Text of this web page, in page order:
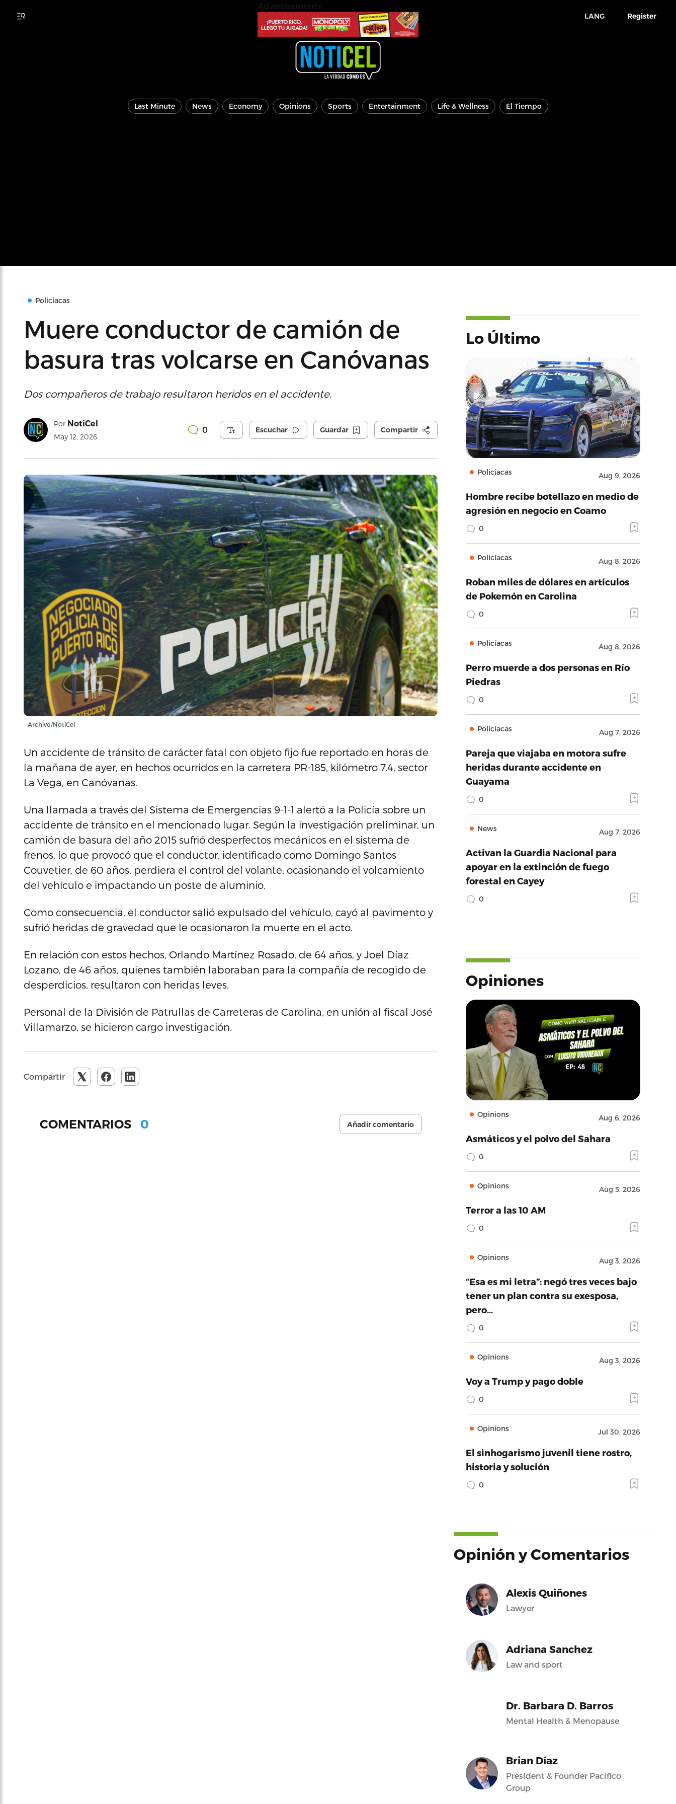
LANG Register
Last Minute News Economy Opinions Sports Entertainment Life & Wellness El Tiempo
Policíacas
Muere conductor de camión de
basura tras volcarse en Canóvanas
Dos compañeros de trabajo resultaron heridos en el accidente.
Por NotiCel
May 12, 2026
0 Escuchar Guardar Compartir
Archivo/NotiCel
Un accidente de tránsito de carácter fatal con objeto fijo fue reportado en horas de
la mañana de ayer, en hechos ocurridos en la carretera PR-185, kilómetro 7.4, sector
La Vega, en Canóvanas.
Una llamada a través del Sistema de Emergencias 9-1-1 alertó a la Policía sobre un
accidente de tránsito en el mencionado lugar. Según la investigación preliminar, un
camión de basura del año 2015 sufrió desperfectos mecánicos en el sistema de
frenos, lo que provocó que el conductor, identificado como Domingo Santos
Couvetier, de 60 años, perdiera el control del volante, ocasionando el volcamiento
del vehículo e impactando un poste de aluminio.
Como consecuencia, el conductor salió expulsado del vehículo, cayó al pavimento y
sufrió heridas de gravedad que le ocasionaron la muerte en el acto.
En relación con estos hechos, Orlando Martínez Rosado, de 64 años, y Joel Díaz
Lozano, de 46 años, quienes también laboraban para la compañía de recogido de
desperdicios, resultaron con heridas leves.
Personal de la División de Patrullas de Carreteras de Carolina, en unión al fiscal José
Villamarzo, se hicieron cargo investigación.
Compartir
COMENTARIOS 0 Añadir comentario
Lo Último
Policíacas Aug 9, 2026
Hombre recibe botellazo en medio de
agresión en negocio en Coamo
0
Policíacas Aug 8, 2026
Roban miles de dólares en artículos
de Pokemón en Carolina
0
Policíacas Aug 8, 2026
Perro muerde a dos personas en Río
Piedras
0
Policíacas Aug 7, 2026
Pareja que viajaba en motora sufre
heridas durante accidente en
Guayama
0
News Aug 7, 2026
Activan la Guardia Nacional para
apoyar en la extinción de fuego
forestal en Cayey
0
Opiniones
Opinions Aug 6, 2026
Asmáticos y el polvo del Sahara
0
Opinions Aug 5, 2026
Terror a las 10 AM
0
Opinions Aug 3, 2026
“Esa es mi letra”: negó tres veces bajo
tener un plan contra su exesposa,
pero…
0
Opinions Aug 3, 2026
Voy a Trump y pago doble
0
Opinions Jul 30, 2026
El sinhogarismo juvenil tiene rostro,
historia y solución
0
Opinión y Comentarios
Alexis Quiñones
Lawyer
Adriana Sanchez
Law and sport
Dr. Barbara D. Barros
Mental Health & Menopause
Brian Díaz
President & Founder Pacifico
Group